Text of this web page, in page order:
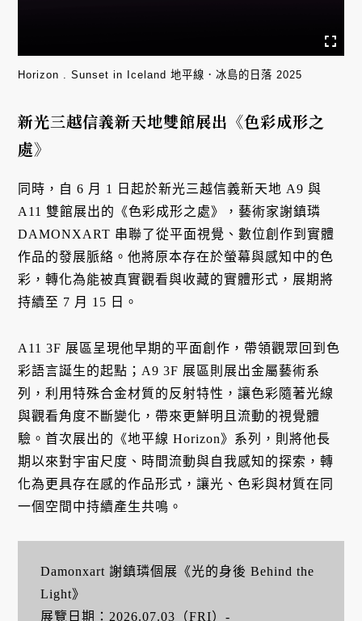
Horizon . Sunset in Iceland 地平線．冰島的日落 2025
新光三越信義新天地雙館展出《色彩成形之
處》
同時，自 6 月 1 日起於新光三越信義新天地 A9 與
A11 雙館展出的《色彩成形之處》，藝術家謝鎮璘
DAMONXART 串聯了從平面視覺、數位創作到實體
作品的發展脈絡。他將原本存在於螢幕與感知中的色
彩，轉化為能被真實觀看與收藏的實體形式，展期將
持續至 7 月 15 日。
A11 3F 展區呈現他早期的平面創作，帶領觀眾回到色
彩語言誕生的起點；A9 3F 展區則展出金屬藝術系
列，利用特殊合金材質的反射特性，讓色彩隨著光線
與觀看角度不斷變化，帶來更鮮明且流動的視覺體
驗。首次展出的《地平線 Horizon》系列，則將他長
期以來對宇宙尺度、時間流動與自我感知的探索，轉
化為更具存在感的作品形式，讓光、色彩與材質在同
一個空間中持續產生共鳴。
Damonxart 謝鎮璘個展《光的身後 Behind the
Light》
展覽日期：2026.07.03（FRI）-